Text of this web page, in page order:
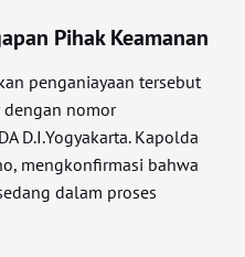
Pihak Keamanan
penganiayaan tersebut
nomor
D.I.Yogyakarta. Kapolda
mengkonfirmasi bahwa
dalam proses